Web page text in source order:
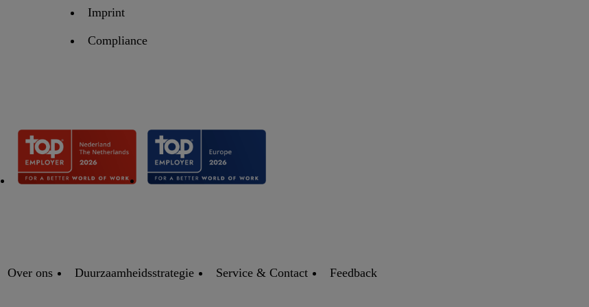
Imprint
Compliance
Over ons Duurzaamheidsstrategie Service & Contact Feedback